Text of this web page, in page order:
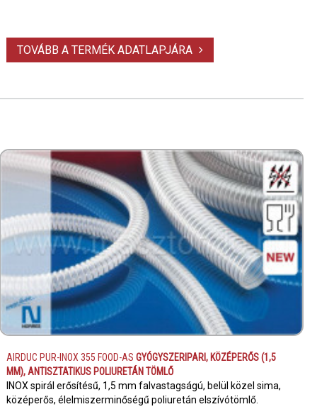
TOVÁBB A TERMÉK ADATLAPJÁRA
AIRDUC PUR-INOX 355 FOOD-AS GYÓGYSZERIPARI, KÖZÉPERŐS (1,5
MM), ANTISZTATIKUS POLIURETÁN TÖMLŐ
INOX spirál erősítésű, 1,5 mm falvastagságú, belül közel sima,
középerős, élelmiszerminőségű poliuretán elszívótömlő.